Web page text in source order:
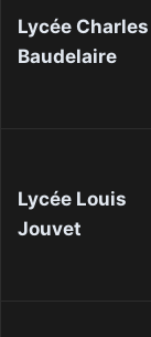
Lycée Charles
Baudelaire
Lycée Louis
Jouvet